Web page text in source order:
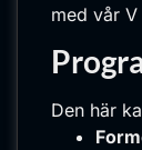
med vår
Den här